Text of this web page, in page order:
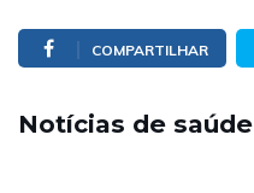
COMPARTILHAR
Notícias de saúde